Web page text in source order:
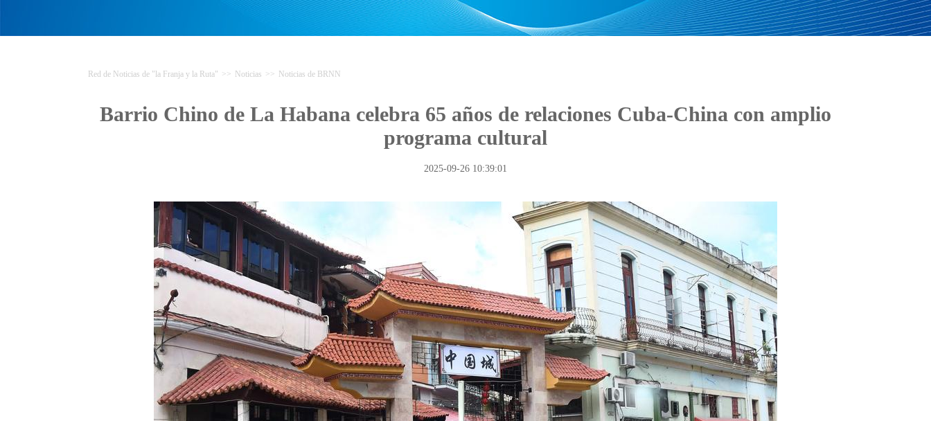
Red de Noticias de "la Franja y la Ruta" >> Noticias >> Noticias de BRNN
Barrio Chino de La Habana celebra 65 años de relaciones Cuba-China con amplio
programa cultural
2025-09-26 10:39:01